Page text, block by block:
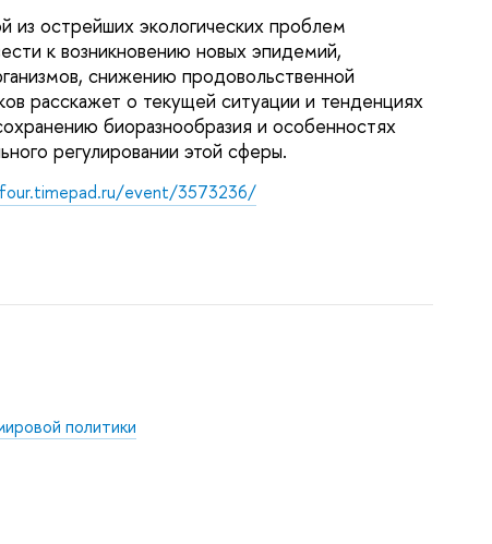
из острейших экологических проблем
к возникновению новых эпидемий,
снижению продовольственной
расскажет о текущей ситуации и тенденциях
биоразнообразия и особенностях
регулировании этой сферы.
event/3573236/
политики